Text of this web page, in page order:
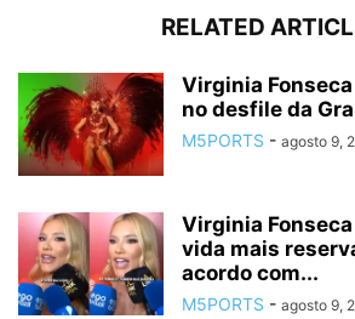
RELATED
Virginia
no desfile da
M5PORTS - agosto 9,
Virginia
vida mais
acordo com...
M5PORTS - agosto 9,